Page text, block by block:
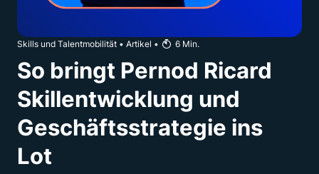
Skills und Talentmobilität • Artikel • 6 Min.
So bringt Pernod Ricard
Skillentwicklung und
Geschäftsstrategie ins
Lot